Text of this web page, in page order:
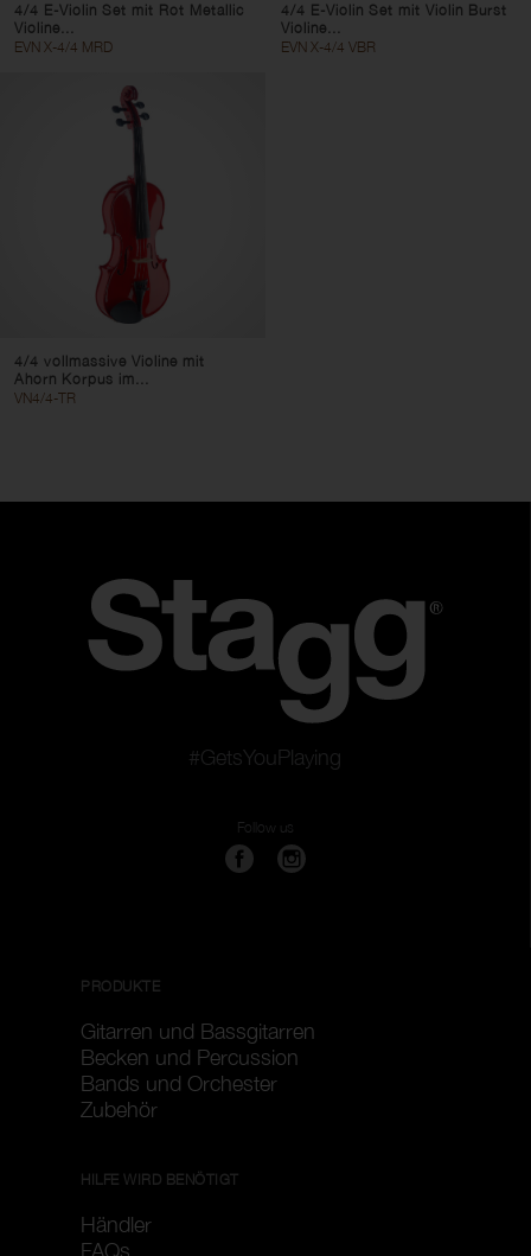
4/4 E-Violin Set mit Rot Metallic
Violine...
EVN X-4/4 MRD
4/4 E-Violin Set mit Violin Burst
Violine...
EVN X-4/4 VBR
4/4 vollmassive Violine mit
Ahorn Korpus im...
VN4/4-TR
#GetsYouPlaying
Follow us
PRODUKTE
Gitarren und Bassgitarren
Becken und Percussion
Bands und Orchester
Zubehör
HILFE WIRD BENÖTIGT
Händler
FAQs